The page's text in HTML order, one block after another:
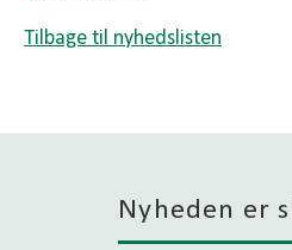
Tilbage til nyhedslisten
Nyheden er